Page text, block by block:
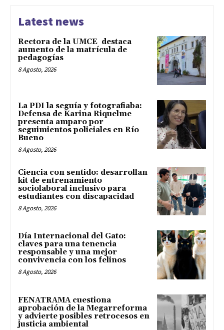
Latest news
Rectora de la UMCE destaca
aumento de la matrícula de
pedagogías
8 Agosto, 2026
La PDI la seguía y fotografiaba:
Defensa de Karina Riquelme
presenta amparo por
seguimientos policiales en Río
Bueno
8 Agosto, 2026
Ciencia con sentido: desarrollan
kit de entrenamiento
sociolaboral inclusivo para
estudiantes con discapacidad
8 Agosto, 2026
Día Internacional del Gato:
claves para una tenencia
responsable y una mejor
convivencia con los felinos
8 Agosto, 2026
FENATRAMA cuestiona
aprobación de la Megarreforma
y advierte posibles retrocesos en
justicia ambiental